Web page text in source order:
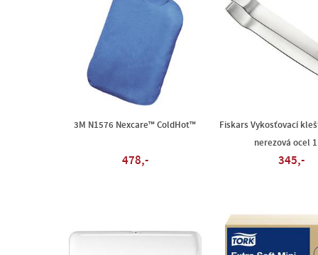
3M N1576 Nexcare™ ColdHot™
478,-
Fiskars Vykosťovací
nerezová ocel
345,-